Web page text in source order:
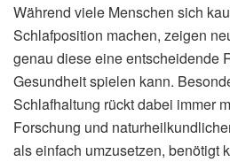
Während viele Menschen sich
Schlafposition machen, zeigen
genau diese eine entscheidende
Gesundheit spielen kann.
Schlafhaltung rückt dabei immer
Forschung und
als einfach umzusetzen, benötigt